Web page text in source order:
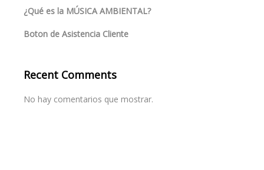
¿Qué es la MÚSICA AMBIENTAL?
Boton de Asistencia Cliente
Recent Comments
No hay comentarios que mostrar.